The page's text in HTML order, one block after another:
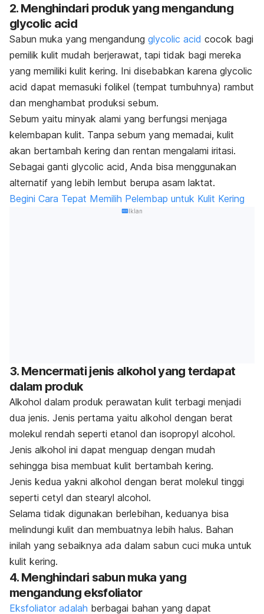
2. Menghindari produk yang mengandung
glycolic acid
Sabun muka yang mengandung glycolic acid cocok bagi
pemilik kulit mudah berjerawat, tapi tidak bagi mereka
yang memiliki kulit kering. Ini disebabkan karena glycolic
acid dapat memasuki folikel (tempat tumbuhnya) rambut
dan menghambat produksi sebum.
Sebum yaitu minyak alami yang berfungsi menjaga
kelembapan kulit. Tanpa sebum yang memadai, kulit
akan bertambah kering dan rentan mengalami iritasi.
Sebagai ganti glycolic acid, Anda bisa menggunakan
alternatif yang lebih lembut berupa asam laktat.
Begini Cara Tepat Memilih Pelembap untuk Kulit Kering
Iklan
3. Mencermati jenis alkohol yang terdapat
dalam produk
Alkohol dalam produk perawatan kulit terbagi menjadi
dua jenis. Jenis pertama yaitu alkohol dengan berat
molekul rendah seperti etanol dan isopropyl alcohol.
Jenis alkohol ini dapat menguap dengan mudah
sehingga bisa membuat kulit bertambah kering.
Jenis kedua yakni alkohol dengan berat molekul tinggi
seperti cetyl dan stearyl alcohol.
Selama tidak digunakan berlebihan, keduanya bisa
melindungi kulit dan membuatnya lebih halus. Bahan
inilah yang sebaiknya ada dalam sabun cuci muka untuk
kulit kering.
4. Menghindari sabun muka yang
mengandung eksfoliator
Eksfoliator adalah berbagai bahan yang dapat